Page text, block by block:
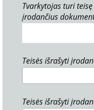
Tvarkytojas turi
įrodančius
Teisės išrašyti
Teisės išrašyti